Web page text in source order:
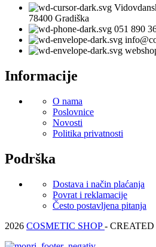
78400 Gradiška
051 890
Informacije
O nama
Poslovnice
Novosti
Politika privatnosti
Podrška
Dostava i način plaćanja
Povrat i reklamacije
Često postavljena pitanja
2026 COSMETIC SHOP-